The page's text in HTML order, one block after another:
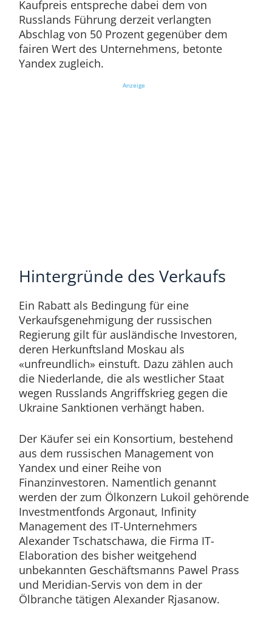
Kaufpreis entspreche dabei dem von
Russlands Führung derzeit verlangten
Abschlag von 50 Prozent gegenüber dem
fairen Wert des Unternehmens, betonte
Yandex zugleich.
Anzeige
Hintergründe des Verkaufs
Ein Rabatt als Bedingung für eine
Verkaufsgenehmigung der russischen
Regierung gilt für ausländische Investoren,
deren Herkunftsland Moskau als
«unfreundlich» einstuft. Dazu zählen auch
die Niederlande, die als westlicher Staat
wegen Russlands Angriffskrieg gegen die
Ukraine Sanktionen verhängt haben.
Der Käufer sei ein Konsortium, bestehend
aus dem russischen Management von
Yandex und einer Reihe von
Finanzinvestoren. Namentlich genannt
werden der zum Ölkonzern Lukoil gehörende
Investmentfonds Argonaut, Infinity
Management des IT-Unternehmers
Alexander Tschatschawa, die Firma IT-
Elaboration des bisher weitgehend
unbekannten Geschäftsmanns Pawel Prass
und Meridian-Servis von dem in der
Ölbranche tätigen Alexander Rjasanow.